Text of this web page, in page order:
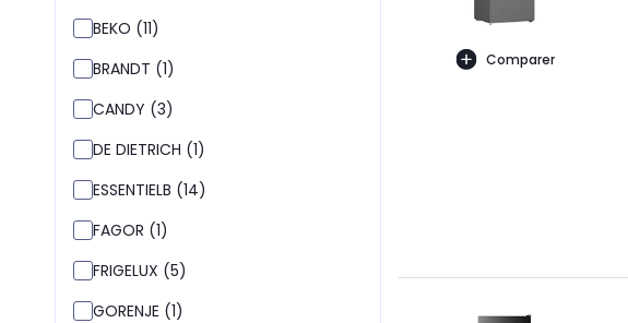
BEKO (11)
BRANDT (1)
CANDY (3)
DE DIETRICH (1)
ESSENTIELB (14)
FAGOR (1)
FRIGELUX (5)
GORENJE (1)
Comparer